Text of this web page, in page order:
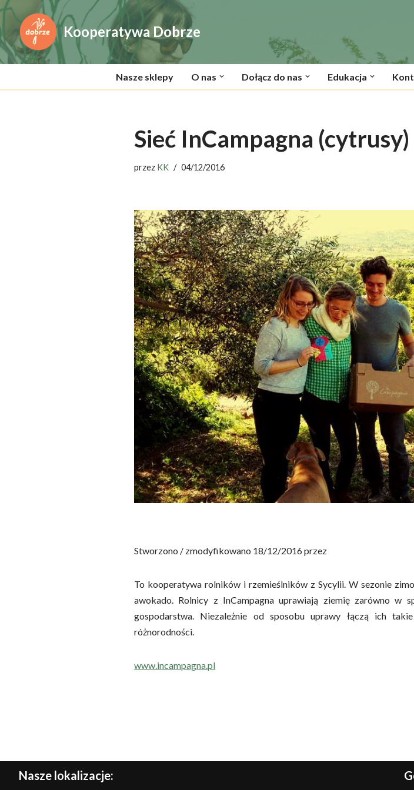
Przejdź
do
treści
Kooperatywa Dobrze
Nasze sklepy O nas Dołącz do nas Edukacja
Sieć InCampagna (cytrusy)
przez KK 04/12/2016
Stworzono / zmodyfikowano 18/12/2016 przez
To kooperatywa rolników i rzemieślników z Sycylii. W sezonie
awokado. Rolnicy z InCampagna uprawiają ziemię zarówno w
gospodarstwa. Niezależnie od sposobu uprawy łączą ich
różnorodności.
www.incampagna.pl
Nasze lokalizacje: